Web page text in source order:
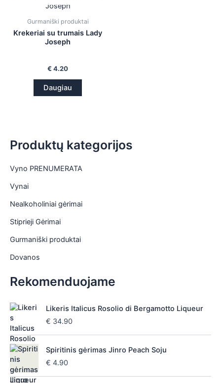
Produktų kategorijos
Vyno PRENUMERATA
Vynai
Nealkoholiniai gėrimai
Stiprieji Gėrimai
Gurmaniški produktai
Dovanos
Rekomenduojame
Likeris Italicus Rosolio di Bergamotto Liqueur
€ 34.90
Spiritinis gėrimas Jinro Peach Soju
€ 4.90
Gurmaniški produktai
Krekeriai su trumais Lady
Joseph
€ 4.20
Daugiau